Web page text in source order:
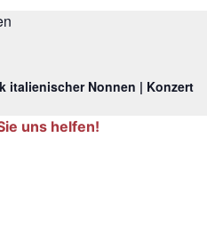
italienischer Nonnen | Konzert
uns helfen!